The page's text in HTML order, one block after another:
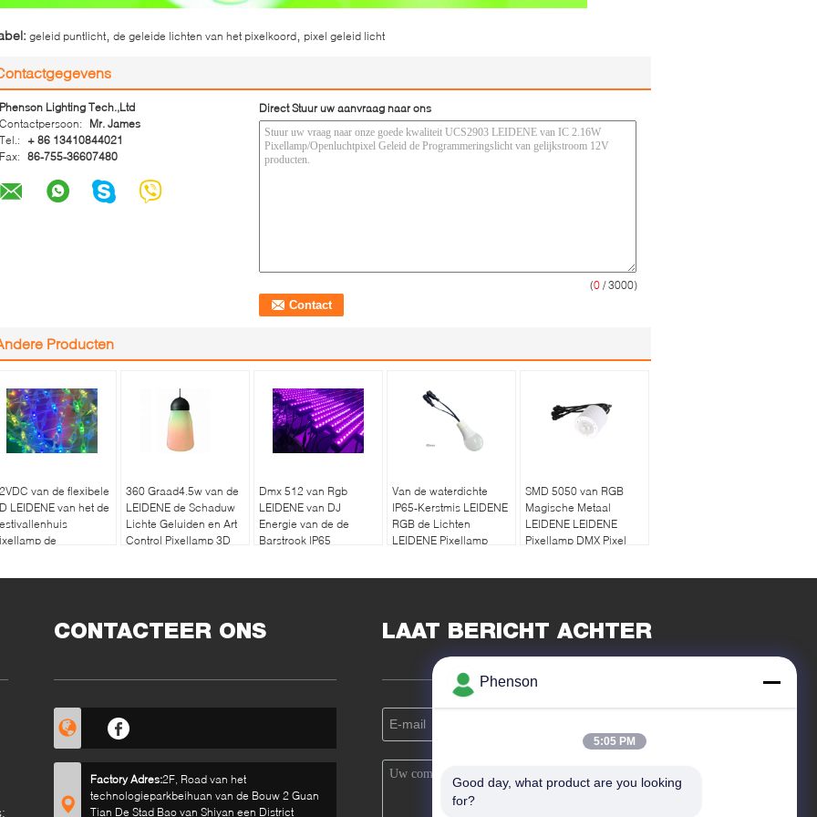
geleid puntlicht de geleide lichten van het pixelkoord pixel geleid licht
Phenson Lighting Tech.,Ltd
Contactpersoon:
Mr. James
Tel.:
+ 86 13410844021
Fax: 86-755-36607480
Direct Stuur uw aanvraag naar ons
(0 / 3000)
Producten
van de flexibele
LEIDENE van het de
de
360 Graad4.5w van de
LEIDENE de Schaduw
Lichte Geluiden en Art
Control Pixellamp 3D
Dmx 512 van Rgb
LEIDENE van DJ
Energie van de de
Barstrook IP65
Van de waterdichte
IP65-Kerstmis LEIDENE
RGB de Lichten
LEIDENE Pixellamp
SMD 5050 van RGB
Magische Metaal
LEIDENE LEIDENE
Pixellamp DMX Pixel
CONTACTEER ONS
Factory Adres:2F, Road van het
technologieparkbeihuan van de Bouw 2 Guan
Tian De Stad Bao van Shiyan een District
LAAT BERICHT ACHTER
Phenson
5:05 PM
Good day, what product are you looking
for?